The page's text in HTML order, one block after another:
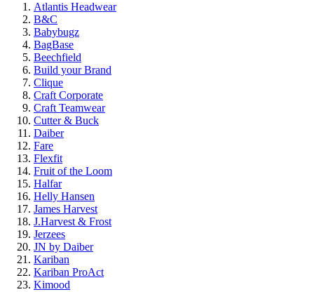
Atlantis Headwear
B&C
Babybugz
BagBase
Beechfield
Build your Brand
Clique
Craft Corporate
Craft Teamwear
Cutter & Buck
Daiber
Fare
Flexfit
Fruit of the Loom
Halfar
Helly Hansen
James Harvest
J.Harvest & Frost
Jerzees
JN by Daiber
Kariban
Kariban ProAct
Kimood